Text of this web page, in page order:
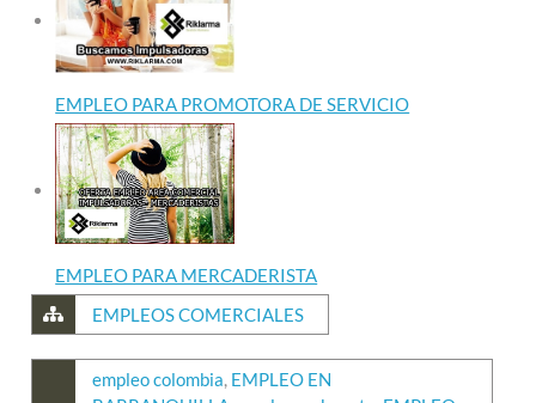
EMPLEO PARA PROMOTORA DE SERVICIO
EMPLEO PARA MERCADERISTA
EMPLEOS COMERCIALES
empleo colombia, EMPLEO EN